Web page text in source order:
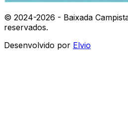
© 2024-2026 - Baixada
reservados.
Desenvolvido por Elvio